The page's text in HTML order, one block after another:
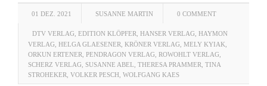
01 DEZ. 2021 SUSANNE MARTIN 0 COMMENT
DTV VERLAG EDITION KLÖPFER HANSER VERLAG HAYMON
VERLAG HELGA GLAESENER KRÖNER VERLAG MELY KYIAK
ORKUN ERTENER PENDRAGON VERLAG ROWOHLT VERLAG
SCHERZ VERLAG SUSANNE ABEL THERESA PRAMMER TINA
STROHEKER VOLKER PESCH WOLFGANG KAES